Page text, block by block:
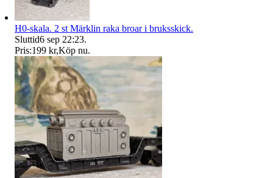
H0-skala. 2 st Märklin raka broar i bruksskick.
Sluttid6 sep 22:23.
Pris:199 kr,Köp nu.